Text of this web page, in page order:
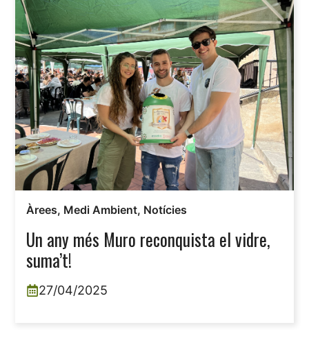
Àrees, Medi Ambient, Notícies
Un any més Muro reconquista el vidre,
suma’t!
27/04/2025